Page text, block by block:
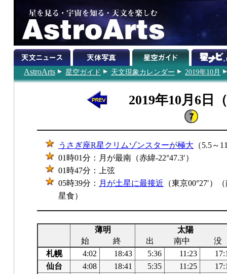
AstroArts 星空ガイド 天文現象カレンダー 2019年10月
2019年10月6日
うさぎ座R星クリムゾンスターが極大 （5.5～
01時01分：月が最南（赤緯-22°47.3′）
01時47分：上弦
05時39分： 月が土星に最接近 （東京00°27′）
星食）
薄明
太陽
始
終 出 南中
没
札幌
4:02 18:43 5:36 11:23
仙台
4:08 18:41 5:35 11:25